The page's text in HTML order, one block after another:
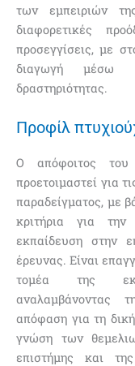
των εμπειριών
διαφορετικές
προσεγγίσεις, με
διαγωγή μέσω
δραστηριότητας.
Προφίλ
Ο απόφοιτος του
προετοιμαστεί για
παραδείγματος, με
κριτήρια για
εκπαίδευση στην
έρευνας. Είναι
τομέα της
αναλαμβάνοντας
απόφαση για τη
γνώση των
επιστήμης και